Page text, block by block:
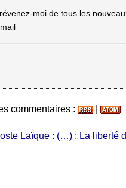
moi de tous les
commentaires :
Laïque : (…) : La liberté